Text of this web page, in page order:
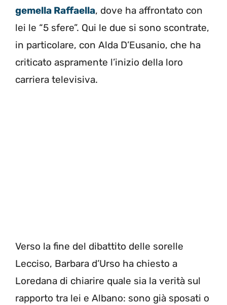
gemella Raffaella, dove ha affrontato con
lei le “5 sfere”. Qui le due si sono scontrate,
in particolare, con Alda D’Eusanio, che ha
criticato aspramente l’inizio della loro
carriera televisiva.
Verso la fine del dibattito delle sorelle
Lecciso, Barbara d’Urso ha chiesto a
Loredana di chiarire quale sia la verità sul
rapporto tra lei e Albano: sono già sposati o